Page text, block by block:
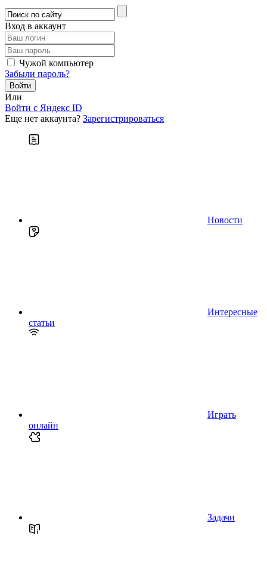
Вход в аккаунт
Чужой компьютер
Забыли пароль?
Или
Войти c Яндекс ID
Еще нет аккаунта? Зарегистрироваться
Новости
Интересные
статьи
Играть
онлайн
Задачи